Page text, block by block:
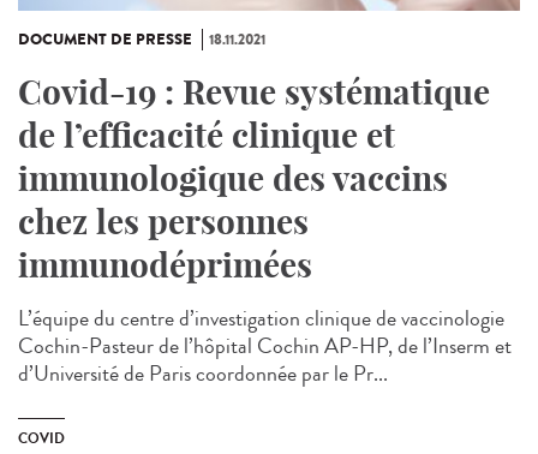
DOCUMENT DE PRESSE 18.11.2021
Covid-19 : Revue systématique
de l’efficacité clinique et
immunologique des vaccins
chez les personnes
immunodéprimées
L’équipe du centre d’investigation clinique de vaccinologie
Cochin-Pasteur de l’hôpital Cochin AP-HP, de l’Inserm et
d’Université de Paris coordonnée par le Pr...
COVID